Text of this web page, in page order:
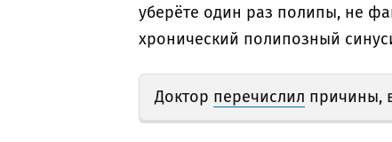
уберёте один раз полипы, не
хронический полипозный
Доктор перечислил причины,